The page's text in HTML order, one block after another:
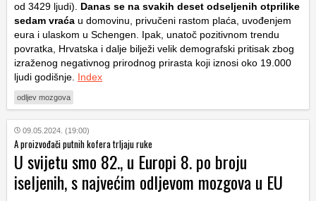
od 3429 ljudi). Danas se na svakih deset odseljenih otprilike
sedam vraća u domovinu, privučeni rastom plaća, uvođenjem
eura i ulaskom u Schengen. Ipak, unatoč pozitivnom trendu
povratka, Hrvatska i dalje bilježi velik demografski pritisak zbog
izraženog negativnog prirodnog prirasta koji iznosi oko 19.000
ljudi godišnje. Index
odljev mozgova
09.05.2024. (19:00)
A proizvođači putnih kofera trljaju ruke
U svijetu smo 82., u Europi 8. po broju
iseljenih, s najvećim odljevom mozgova u EU